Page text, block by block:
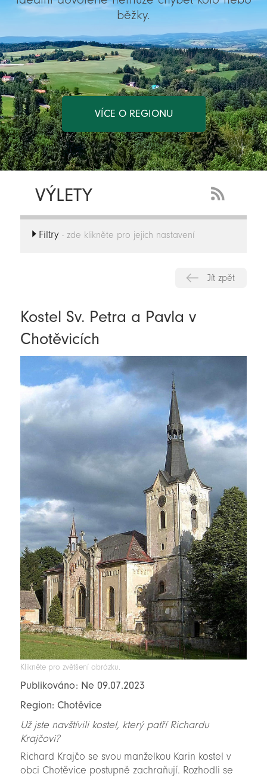
běžky.
VÍCE O REGIONU
VÝLETY
Feed
Filtry- zde klikněte pro jejich nastavení
Jít zpět
Kostel Sv. Petra a Pavla v
Chotěvicích
Klikněte pro zvětšení obrázku.
Publikováno: Ne 09.07.2023
Region: Chotěvice
Už jste navštívili kostel, který patří Richardu
Krajčovi?
Richard Krajčo se svou manželkou Karin kostel v
obci Chotěvice postupně zachraňují. Rozhodli se